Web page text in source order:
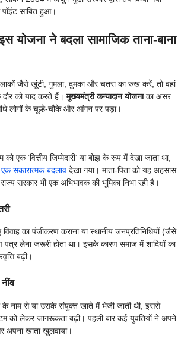
पॉइंट साबित हुआ।
योजना ने बदला सामाजिक ताना-बाना
जैसे खूंटी, गुमला, दुमका और चतरा का रुख करें, तो वहां
को याद करते हैं।मुख्यमंत्री कन्यादान योजनाका असर
लोगों के चूल्हे-चौके और आंगन पर पड़ा।
एक ‘वित्तीय जिम्मेदारी’ या बोझ के रूप में देखा जाता था,
एक सकारात्मक बदलाव देखा गया। माता-पिता को यह अहसास
सरकार भी एक अभिभावक की भूमिका निभा रही है।
का पंजीकरण कराना या स्थानीय जनप्रतिनिधियों (जैसे
पत्र लेना जरूरी होता था। इसके कारण समाज में शादियों का
बढ़ी।
के नाम से या उसके संयुक्त खाते में भेजी जाती थी, इससे
को लेकर जागरूकता बढ़ी। पहली बार कई युवतियों ने अपने
खाता खुलवाया।